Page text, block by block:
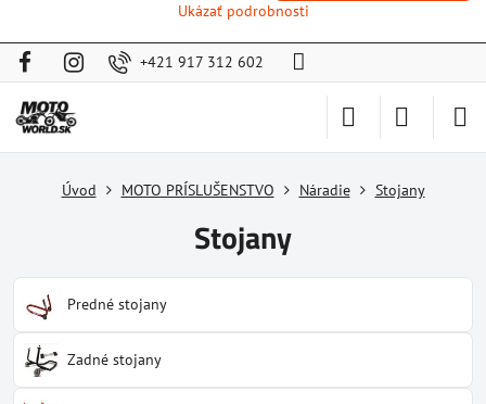
+421 917 312 602
Úvod MOTO PRÍSLUŠENSTVO Náradie Stojany
Stojany
Predné stojany
Zadné stojany
Ukázať podrobnosti